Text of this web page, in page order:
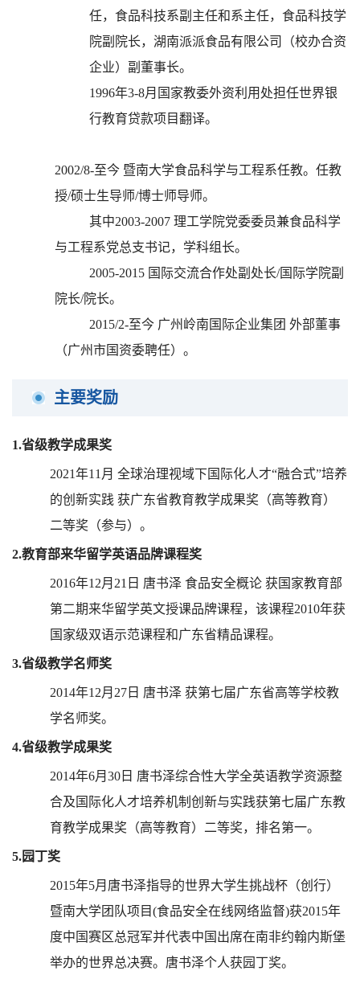
任，食品科技系副主任和系主任，食品科技学
院副院长，湖南派派食品有限公司（校办合资
企业）副董事长。
1996年3-8月国家教委外资利用处担任世界银
行教育贷款项目翻译。
2002/8-至今 暨南大学食品科学与工程系任教。任教
授/硕士生导师/博士师导师。
其中2003-2007 理工学院党委委员兼食品科学
与工程系党总支书记，学科组长。
2005-2015 国际交流合作处副处长/国际学院副
院长/院长。
2015/2-至今 广州岭南国际企业集团 外部董事
（广州市国资委聘任）。
主要奖励
1.省级教学成果奖
2021年11 月 全球治理视域下国际化人才“融合式”培养
的创新实践 获广东省教育教学成果奖（高等教育）
二等奖（参与）。
2.教育部来华留学英语品牌课程奖
2016年12月 21 日 唐书泽 食品安全概论 获国家教育部
第二期来华留学英文授课品牌课程，该课程2010年获
国家级双语示范课程和广东省精品课程。
3.省级教学名师奖
2014年12月 27 日 唐书泽 获第七届广东省高等学校教
学名师奖。
4.省级教学成果奖
2014年6月 30 日 唐书泽综合性大学全英语教学资源整
合及国际化人才培养机制创新与实践获第七届广东教
育教学成果奖（高等教育）二等奖，排名第一。
5.园丁奖
2015年5月唐书泽指导的世界大学生挑战杯（创行）
暨南大学团队项目(食品安全在线网络监督)获2015年
度中国赛区总冠军并代表中国出席在南非约翰内斯堡
举办的世界总决赛。唐书泽个人获园丁奖。